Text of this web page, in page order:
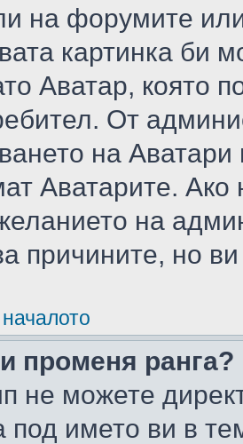
на форумите
картинка би
Аватар, която
От
на
Аватарите.
на
причините, но
променя ранга?
не можете
под името ви в